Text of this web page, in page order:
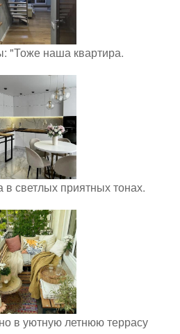
"Тоже наша квартира.
в светлых приятных тонах.
в уютную летнюю террасу